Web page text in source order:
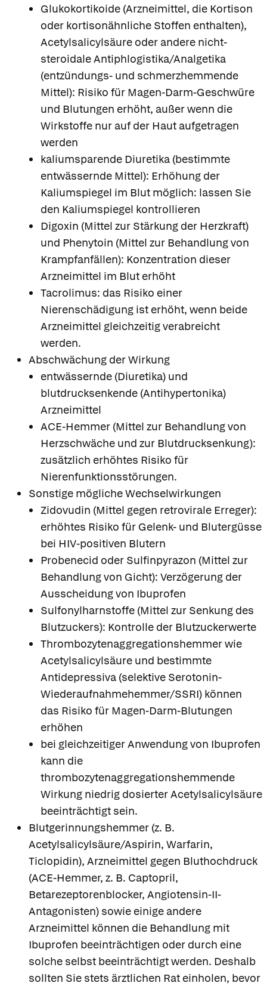
Glukokortikoide (Arzneimittel, die Kortison
oder kortisonähnliche Stoffen enthalten),
Acetylsalicylsäure oder andere nicht-
steroidale Antiphlogistika/Analgetika
(entzündungs- und schmerzhemmende
Mittel): Risiko für Magen-Darm-Geschwüre
und Blutungen erhöht, außer wenn die
Wirkstoffe nur auf der Haut aufgetragen
werden
kaliumsparende Diuretika (bestimmte
entwässernde Mittel): Erhöhung der
Kaliumspiegel im Blut möglich: lassen Sie
den Kaliumspiegel kontrollieren
Digoxin (Mittel zur Stärkung der Herzkraft)
und Phenytoin (Mittel zur Behandlung von
Krampfanfällen): Konzentration dieser
Arzneimittel im Blut erhöht
Tacrolimus: das Risiko einer
Nierenschädigung ist erhöht, wenn beide
Arzneimittel gleichzeitig verabreicht
werden.
Abschwächung der Wirkung
entwässernde (Diuretika) und
blutdrucksenkende (Antihypertonika)
Arzneimittel
ACE-Hemmer (Mittel zur Behandlung von
Herzschwäche und zur Blutdrucksenkung):
zusätzlich erhöhtes Risiko für
Nierenfunktionsstörungen.
Sonstige mögliche Wechselwirkungen
Zidovudin (Mittel gegen retrovirale Erreger):
erhöhtes Risiko für Gelenk- und Blutergüsse
bei HIV-positiven Blutern
Probenecid oder Sulfinpyrazon (Mittel zur
Behandlung von Gicht): Verzögerung der
Ausscheidung von Ibuprofen
Sulfonylharnstoffe (Mittel zur Senkung des
Blutzuckers): Kontrolle der Blutzuckerwerte
Thrombozytenaggregationshemmer wie
Acetylsalicylsäure und bestimmte
Antidepressiva (selektive Serotonin-
Wiederaufnahmehemmer/SSRI) können
das Risiko für Magen-Darm-Blutungen
erhöhen
bei gleichzeitiger Anwendung von Ibuprofen
kann die
thrombozytenaggregationshemmende
Wirkung niedrig dosierter Acetylsalicylsäure
beeinträchtigt sein.
Blutgerinnungshemmer (z. B.
Acetylsalicylsäure/Aspirin, Warfarin,
Ticlopidin), Arzneimittel gegen Bluthochdruck
(ACE-Hemmer, z. B. Captopril,
Betarezeptorenblocker, Angiotensin-II-
Antagonisten) sowie einige andere
Arzneimittel können die Behandlung mit
Ibuprofen beeinträchtigen oder durch eine
solche selbst beeinträchtigt werden. Deshalb
sollten Sie stets ärztlichen Rat einholen, bevor